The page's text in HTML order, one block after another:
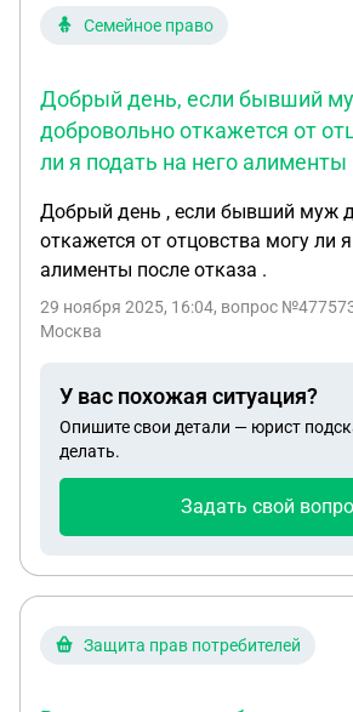
Семейное право
Добрый день, если бывший
добровольно откажется от
ли я подать на него алименты
Добрый день , если бывший муж
откажется от отцовства могу ли
алименты после отказа .
29 ноября 2025, 16:04, вопрос
Москва
У вас похожая ситуация?
Опишите свои детали — юрист
делать.
Задать свой
Защита прав потребителей